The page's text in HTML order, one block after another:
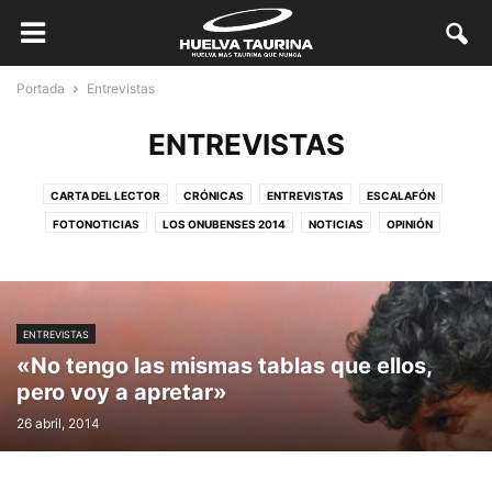
Portada Entrevistas
ENTREVISTAS
CARTA DEL LECTOR CRÓNICAS ENTREVISTAS ESCALAFÓN
FOTONOTICIAS LOS ONUBENSES 2014 NOTICIAS OPINIÓN
ENTREVISTAS
«No tengo las mismas tablas que ellos,
pero voy a apretar»
26 abril, 2014